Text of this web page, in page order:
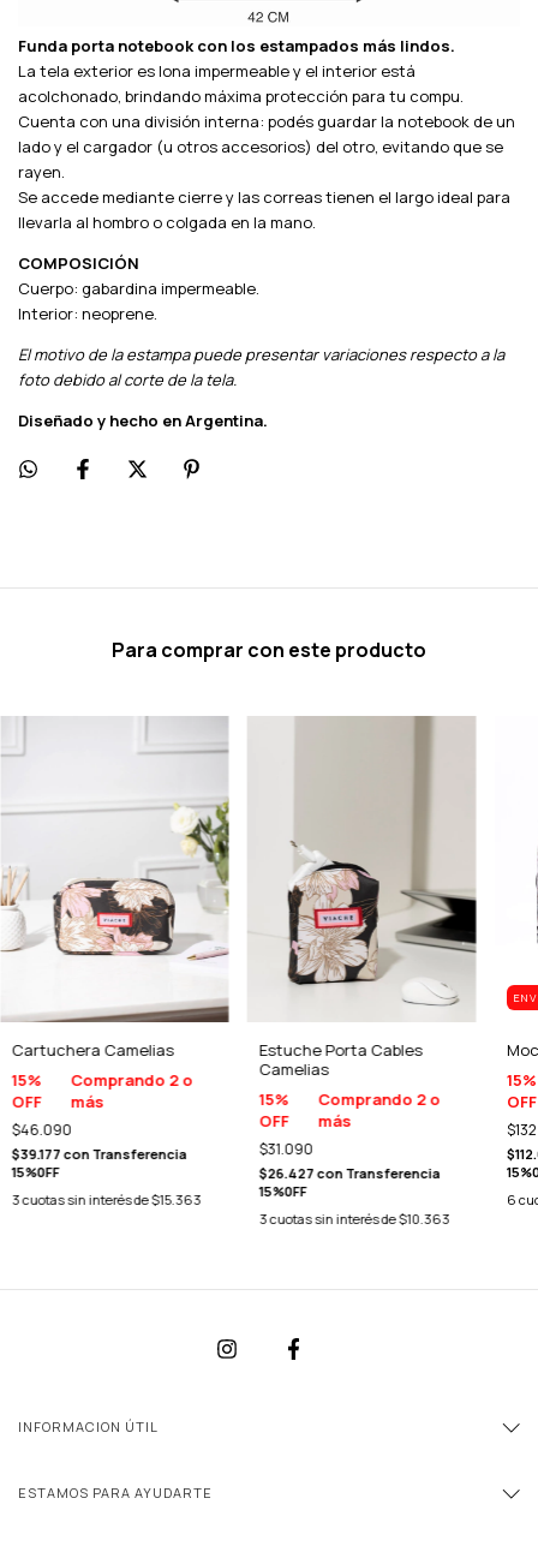
Funda porta notebook con los estampados más lindos.
La tela exterior es lona impermeable y el interior está
acolchonado, brindando máxima protección para tu compu.
Cuenta con una división interna: podés guardar la notebook de un
lado y el cargador (u otros accesorios) del otro, evitando que se
rayen.
Se accede mediante cierre y las correas tienen el largo ideal para
llevarla al hombro o colgada en la mano.
COMPOSICIÓN
Cuerpo: gabardina impermeable.
Interior: neoprene.
El motivo de la estampa puede presentar variaciones respecto a la
foto debido al corte de la tela.
Diseñado y hecho en Argentina.
Para comprar con este producto
Cartuchera Camelias
15%
OFF
Comprando 2 o
más
$46.090
$39.177 con Transferencia
15%0FF
3cuotas sin interés de$15.363
Estuche Porta Cables
Camelias
15%
OFF
Comprando 2 o
más
$31.090
$26.427 con Transferencia
15%0FF
3cuotas sin interés de$10.363
15%
OFF
6
INFORMACION ÚTIL
ESTAMOS PARA AYUDARTE